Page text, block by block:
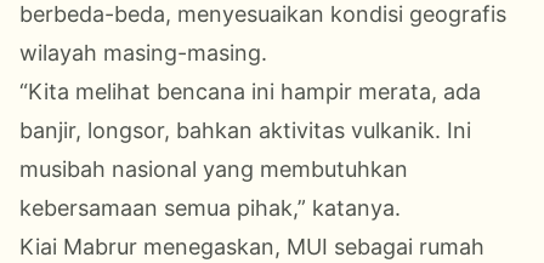
berbeda-beda, menyesuaikan kondisi geografis
wilayah masing-masing.
“Kita melihat bencana ini hampir merata, ada
banjir, longsor, bahkan aktivitas vulkanik. Ini
musibah nasional yang membutuhkan
kebersamaan semua pihak,” katanya.
Kiai Mabrur menegaskan, MUI sebagai rumah